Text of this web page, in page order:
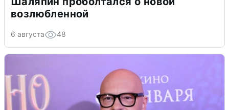
возлюбленной
6 августа 48